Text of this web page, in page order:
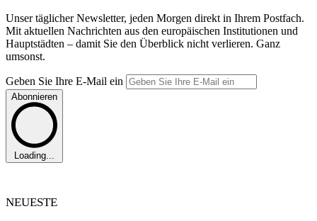
Unser täglicher Newsletter, jeden Morgen direkt in Ihrem Postfach.
Mit aktuellen Nachrichten aus den europäischen Institutionen und
Hauptstädten – damit Sie den Überblick nicht verlieren. Ganz
umsonst.
Geben Sie Ihre E-Mail ein
Abonnieren
Loading...
NEUESTE